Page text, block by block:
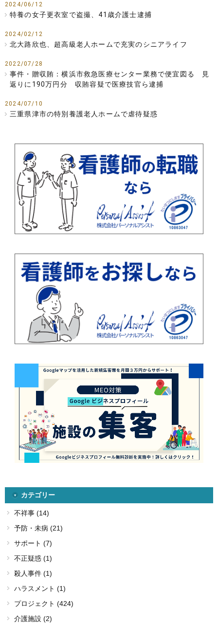
2024/06/12
特養の女子更衣室で盗撮、41歳介護士逮捕
2024/02/12
北大路欣也、超高級老人ホームで充実のシニアライフ
2022/07/28
事件・贈収賄：横浜市救急医療センター業務で便宜図る 見
返りに190万円分 収賄容疑で医療技官ら逮捕
2024/07/10
三重県津市の特別養護老人ホームで虐待疑惑
カテゴリー
不祥事 (14)
予防・未病 (21)
サポート (7)
不正疑惑 (1)
殺人事件 (1)
ハラスメント (1)
プロジェクト (424)
介護施設 (2)